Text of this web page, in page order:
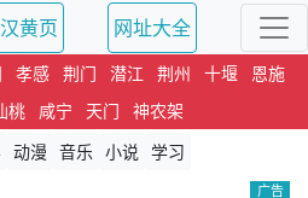
黄页 网址大全
孝感 荆门 潜江 荆州 十堰
恩施
桃 咸宁 天门
神农架
动漫 音乐 小说 学习
广告